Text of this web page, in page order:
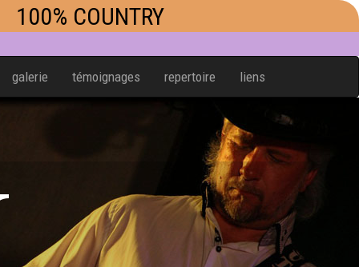
100% COUNTRY
galerie témoignages repertoire liens